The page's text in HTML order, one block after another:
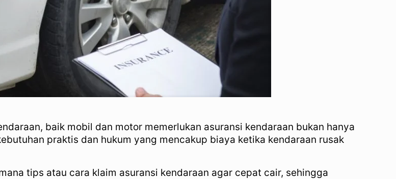
baik mobil dan motor memerlukan asuransi kendaraan bukan hanya
praktis dan hukum yang mencakup biaya ketika kendaraan rusak
tips atau cara klaim asuransi kendaraan agar cepat cair, sehingga